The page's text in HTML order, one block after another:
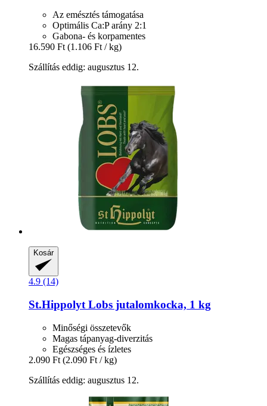
Az emésztés támogatása
Optimális Ca:P arány 2:1
Gabona- és korpamentes
16.590 Ft (1.106 Ft / kg)
Szállítás eddig: augusztus 12.
Kosár
4.9 (14)
St.Hippolyt Lobs jutalomkocka, 1 kg
Minőségi összetevők
Magas tápanyag-diverzitás
Egészséges és ízletes
2.090 Ft (2.090 Ft / kg)
Szállítás eddig: augusztus 12.